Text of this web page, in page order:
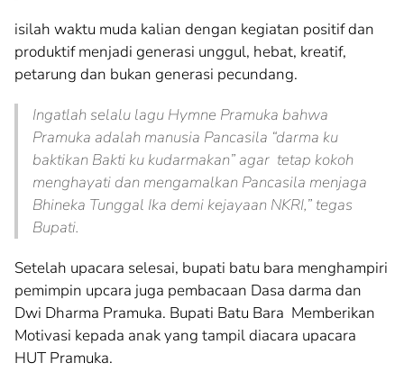
isilah waktu muda kalian dengan kegiatan positif dan
produktif menjadi generasi unggul, hebat, kreatif,
petarung dan bukan generasi pecundang.
Ingatlah selalu lagu Hymne Pramuka bahwa
Pramuka adalah manusia Pancasila “darma ku
baktikan Bakti ku kudarmakan” agar tetap kokoh
menghayati dan mengamalkan Pancasila menjaga
Bhineka Tunggal Ika demi kejayaan NKRI,” tegas
Bupati.
Setelah upacara selesai, bupati batu bara menghampiri
pemimpin upcara juga pembacaan Dasa darma dan
Dwi Dharma Pramuka. Bupati Batu Bara Memberikan
Motivasi kepada anak yang tampil diacara upacara
HUT Pramuka.